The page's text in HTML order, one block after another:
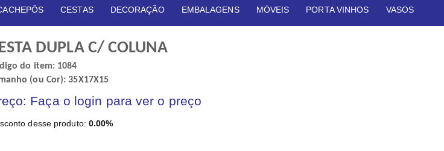
CESTAS DECORAÇÃO EMBALAGENS MÓVEIS PORTA VINHOS VASOS
DUPLA C/ COLUNA
do item: 1084
(ou Cor): 35X17X15
Faça o login para ver o preço
desse produto: 0.00%